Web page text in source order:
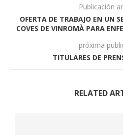
Publicación
OFERTA DE TRABAJO EN UN
COVES DE VINROMÀ PARA
próxima
TITULARES DE
RELATED